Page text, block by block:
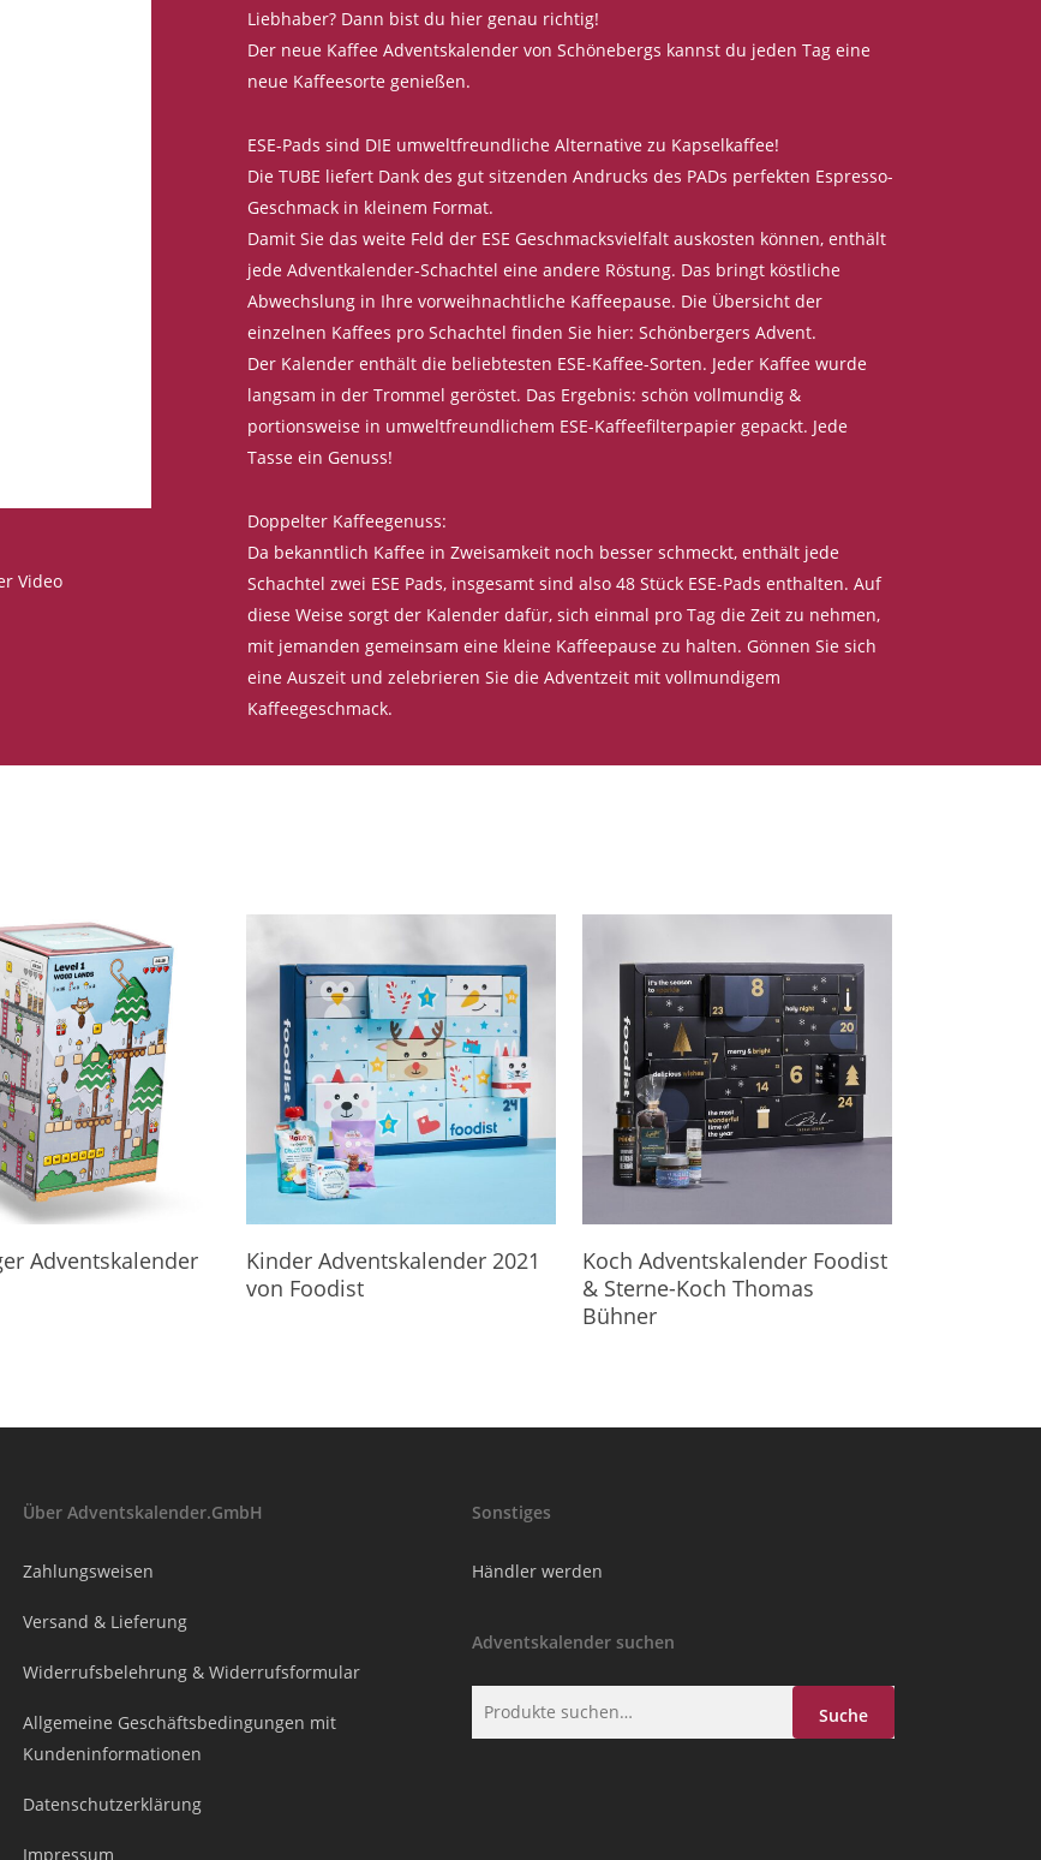
Video
Liebhaber? Dann bist du hier genau richtig!
Der neue Kaffee Adventskalender von Schönebergs kannst du jeden Tag eine
neue Kaffeesorte genießen.
ESE-Pads sind DIE umweltfreundliche Alternative zu Kapselkaffee!
Die TUBE liefert Dank des gut sitzenden Andrucks des PADs perfekten Espresso-
Geschmack in kleinem Format.
Damit Sie das weite Feld der ESE Geschmacksvielfalt auskosten können, enthält
jede Adventkalender-Schachtel eine andere Röstung. Das bringt köstliche
Abwechslung in Ihre vorweihnachtliche Kaffeepause. Die Übersicht der
einzelnen Kaffees pro Schachtel finden Sie hier: Schönbergers Advent.
Der Kalender enthält die beliebtesten ESE-Kaffee-Sorten. Jeder Kaffee wurde
langsam in der Trommel geröstet. Das Ergebnis: schön vollmundig &
portionsweise in umweltfreundlichem ESE-Kaffeefilterpapier gepackt. Jede
Tasse ein Genuss!
Doppelter Kaffeegenuss:
Da bekanntlich Kaffee in Zweisamkeit noch besser schmeckt, enthält jede
Schachtel zwei ESE Pads, insgesamt sind also 48 Stück ESE-Pads enthalten. Auf
diese Weise sorgt der Kalender dafür, sich einmal pro Tag die Zeit zu nehmen,
mit jemanden gemeinsam eine kleine Kaffeepause zu halten. Gönnen Sie sich
eine Auszeit und zelebrieren Sie die Adventzeit mit vollmundigem
Kaffeegeschmack.
Adventskalender
Kinder Adventskalender 2021
von Foodist
Koch Adventskalender Foodist
& Sterne-Koch Thomas
Bühner
Über Adventskalender.GmbH
Zahlungsweisen
Versand & Lieferung
Widerrufsbelehrung & Widerrufsformular
Allgemeine Geschäftsbedingungen mit
Kundeninformationen
Datenschutzerklärung
Impressum
Sonstiges
Händler werden
Adventskalender suchen
Suche
Suche